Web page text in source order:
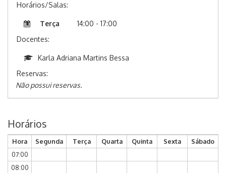
Horários/Salas:
Terça
14:00 - 17:00
Docentes:
Karla Adriana Martins Bessa
Reservas:
Não possui reservas.
Horários
Hora Segunda Terça Quarta Quinta Sexta
Sábado
07:00
08:00